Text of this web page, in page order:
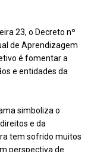
23, o Decreto nº
de Aprendizagem
é fomentar a
e entidades da
simboliza o
e da
tem sofrido muitos
perspectiva de